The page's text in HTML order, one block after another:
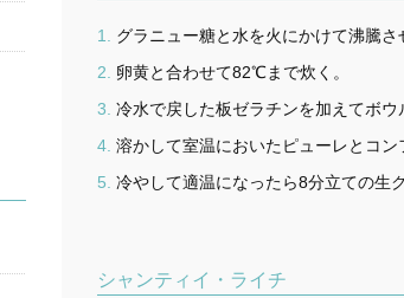
グラニュー糖と水を火にかけて沸騰さ
卵黄と合わせて82℃まで炊く。
冷水で戻した板ゼラチンを加えてボウ
溶かして室温においたピューレとコン
冷やして適温になったら8分立ての生
シャンティイ・ライチ